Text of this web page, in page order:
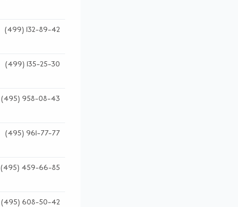
(499) 132-89-42
(499) 135-25-30
(495) 958-08-43
(495) 961-77-77
(495) 459-66-85
(495) 608-50-42